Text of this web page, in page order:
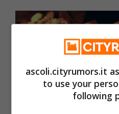
ascoli.cityrumors.it
to use your
following